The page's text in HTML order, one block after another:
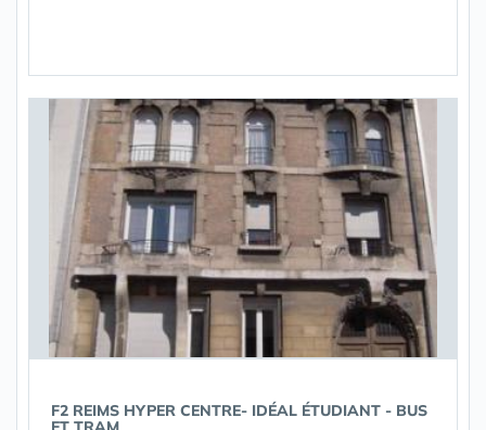
F2 REIMS HYPER CENTRE- IDÉAL ÉTUDIANT - BUS